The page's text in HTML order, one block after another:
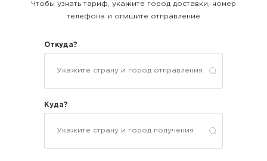
Чтобы узнать тариф, укажите город доставки, номер
телефона и опишите отправление
Откуда?
Куда?